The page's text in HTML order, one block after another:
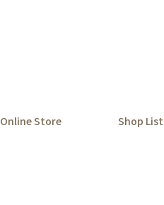
Online Store Shop List